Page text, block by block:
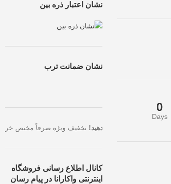
0
Days
نشان اعتبار ذره بین
نشان ضمانت ترب
فرصت طلایی را از دست ندهید! سفارش خود را ثبت کنید.
کانال اطلاع رسانی فروشگاه
اینترنتی واکارانا در پیام رسان